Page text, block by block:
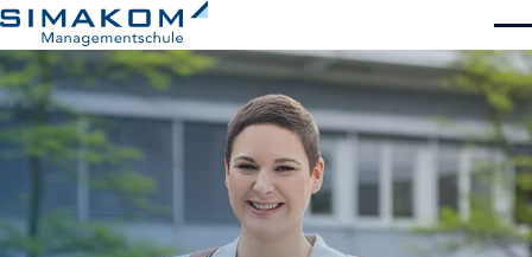
Bildungsgänge
Firmenkurse
SIMAKOM
Kontakt
Beratungs­gespräch